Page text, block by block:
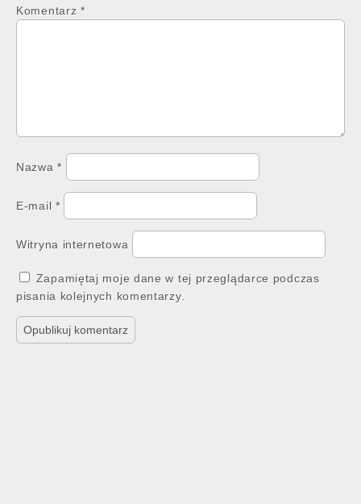
Komentarz *
Nazwa*
E-mail *
Witryna internetowa
Zapamiętaj moje dane w tej przeglądarce podczas
pisania kolejnych komentarzy.